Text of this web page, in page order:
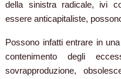
della sinistra radicale, ivi
essere anticapitaliste,
Possono infatti entrare in
contenimento degli
sovrapproduzione,